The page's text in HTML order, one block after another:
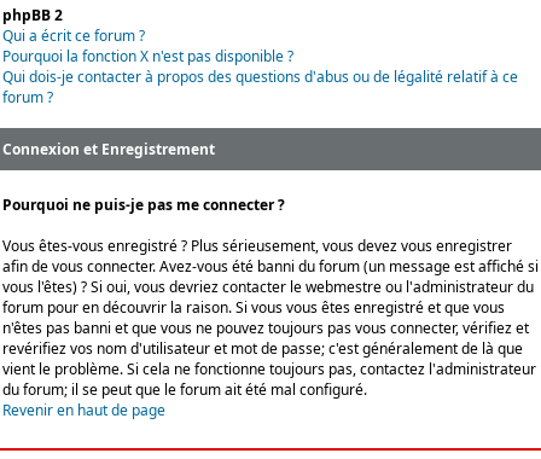
phpBB 2
Qui a écrit ce forum ?
Pourquoi la fonction X n'est pas disponible ?
Qui dois-je contacter à propos des questions d'abus ou de légalité relatif à ce
forum ?
Connexion et Enregistrement
Pourquoi ne puis-je pas me connecter ?
Vous êtes-vous enregistré ? Plus sérieusement, vous devez vous enregistrer
afin de vous connecter. Avez-vous été banni du forum (un message est affiché si
vous l'êtes) ? Si oui, vous devriez contacter le webmestre ou l'administrateur du
forum pour en découvrir la raison. Si vous vous êtes enregistré et que vous
n'êtes pas banni et que vous ne pouvez toujours pas vous connecter, vérifiez et
revérifiez vos nom d'utilisateur et mot de passe; c'est généralement de là que
vient le problème. Si cela ne fonctionne toujours pas, contactez l'administrateur
du forum; il se peut que le forum ait été mal configuré.
Revenir en haut de page